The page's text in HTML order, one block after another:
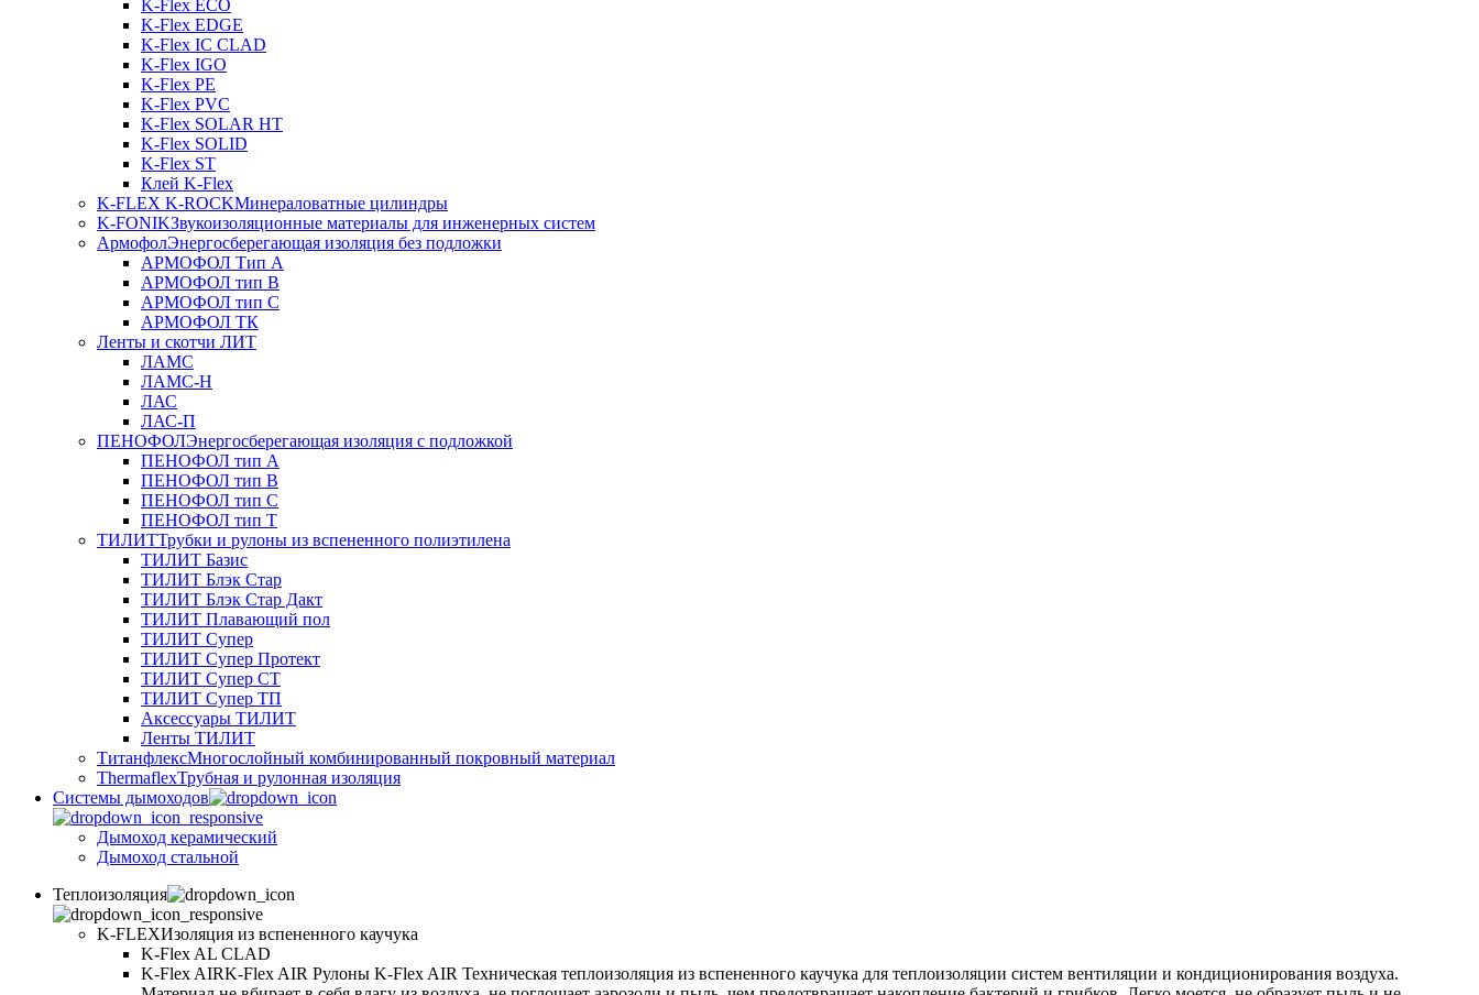
K-Flex ECO
K-Flex EDGE
K-Flex IC CLAD
K-Flex IGO
K-Flex PE
K-Flex PVC
K-Flex SOLAR HT
K-Flex SOLID
K-Flex ST
Клей K-Flex
K-FLEX K-ROCKМинераловатные цилиндры
K-FONIKЗвукоизоляционные материалы для инженерных систем
АрмофолЭнергосберегающая изоляция без подложки
АРМОФОЛ Тип А
АРМОФОЛ тип В
АРМОФОЛ тип C
АРМОФОЛ ТК
Ленты и скотчи ЛИТ
ЛАМС
ЛАМС-Н
ЛАС
ЛАС-П
ПЕНОФОЛЭнергосберегающая изоляция с подложкой
ПЕНОФОЛ тип А
ПЕНОФОЛ тип B
ПЕНОФОЛ тип C
ПЕНОФОЛ тип T
ТИЛИТТрубки и рулоны из вспененного полиэтилена
ТИЛИТ Базис
ТИЛИТ Блэк Стар
ТИЛИТ Блэк Стар Дакт
ТИЛИТ Плавающий пол
ТИЛИТ Супер
ТИЛИТ Супер Протект
ТИЛИТ Супер СТ
ТИЛИТ Супер ТП
Аксессуары ТИЛИТ
Ленты ТИЛИТ
ТитанфлексМногослойный комбинированный покровный материал
ThermaflexТрубная и рулонная изоляция
Cистемы дымоходов
Дымоход керамический
Дымоход стальной
Теплоизоляция
K-FLEXИзоляция из вспененного каучука
K-Flex AL CLAD
K-Flex AIRK-Flex AIR Рулоны K-Flex AIR Техническая теплоизоляция из вспененного каучука для теплоизоляции систем вентиляции и кондиционирования воздуха.